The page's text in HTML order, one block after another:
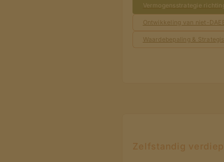
Vermogensstrategie
Ontwikkeling van niet-
Waardebepaling &
Zelfstandig